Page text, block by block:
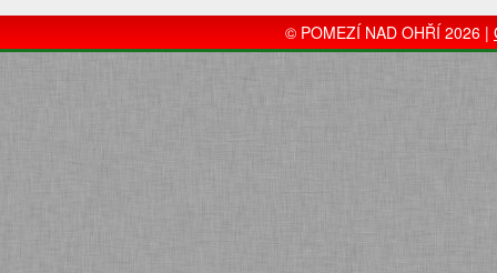
© POMEZÍ NAD OHŘÍ 2026 |